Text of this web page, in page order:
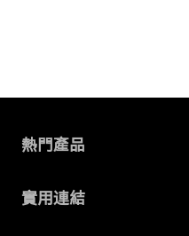
熱門產品
Windows 資料救援
實用連結